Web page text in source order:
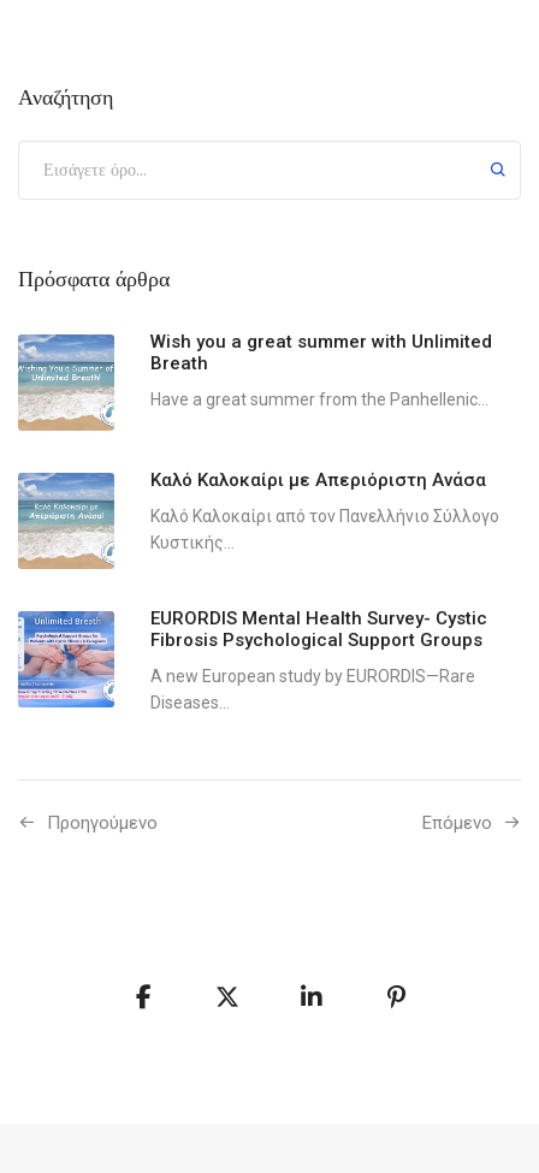
Αναζήτηση
Πρόσφατα άρθρα
Wish you a great summer with Unlimited
Breath
Have a great summer from the Panhellenic...
Καλό Καλοκαίρι με Απεριόριστη Ανάσα
Καλό Καλοκαίρι από τον Πανελλήνιο Σύλλογο
Κυστικής...
EURORDIS Mental Health Survey- Cystic
Fibrosis Psychological Support Groups
A new European study by EURORDIS—Rare
Diseases...
Προηγούμενo Επόμενο